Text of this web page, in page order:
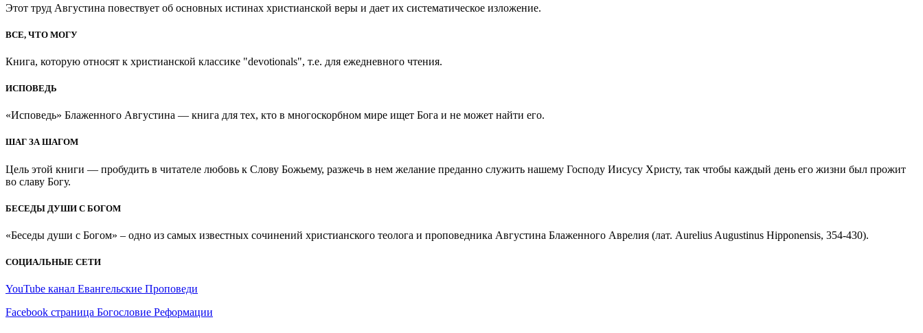
Этот труд Августина повествует об основных истинах христианской веры и дает их систематическое изложение.
ВСЕ, ЧТО МОГУ
Книга, которую относят к христианской классике "devotionals", т.е. для ежедневного чтения.
ИСПОВЕДЬ
«Исповедь» Блаженного Августина — книга для тех, кто в многоскорбном мире ищет Бога и не может найти его.
ШАГ ЗА ШАГОМ
Цель этой книги — пробудить в читателе любовь к Слову Божьему, разжечь в нем желание преданно служить нашему Господу Иисусу Христу, так чтобы каждый день его жизни был прожит
во славу Богу.
БЕСЕДЫ ДУШИ С БОГОМ
«Беседы души с Богом» – одно из самых известных сочинений христианского теолога и проповедника Августина Блаженного Аврелия (лат. Aurelius Augustinus Hipponensis, 354-430).
СОЦИАЛЬНЫЕ СЕТИ
YouTube канал Евангельские Проповеди
Facebook страница Богословие Реформации